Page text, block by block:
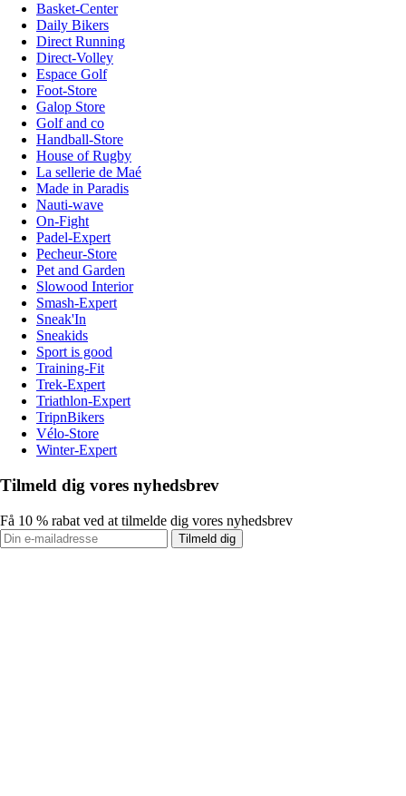
Basket-Center
Daily Bikers
Direct Running
Direct-Volley
Espace Golf
Foot-Store
Galop Store
Golf and co
Handball-Store
House of Rugby
La sellerie de Maé
Made in Paradis
Nauti-wave
On-Fight
Padel-Expert
Pecheur-Store
Pet and Garden
Slowood Interior
Smash-Expert
Sneak'In
Sneakids
Sport is good
Training-Fit
Trek-Expert
Triathlon-Expert
TripnBikers
Vélo-Store
Winter-Expert
Tilmeld dig vores nyhedsbrev
Få 10 % rabat ved at tilmelde dig vores nyhedsbrev
Tilmeld dig